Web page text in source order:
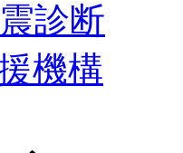
診断
機構